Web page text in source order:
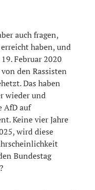
auch fragen,
haben, und
Februar 2020
den Rassisten
Das haben
wieder und
AfD auf
Keine vier Jahre
wird diese
Bundestag